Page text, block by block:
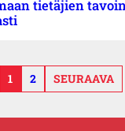
tietäjien
1 2 SEURAAVA